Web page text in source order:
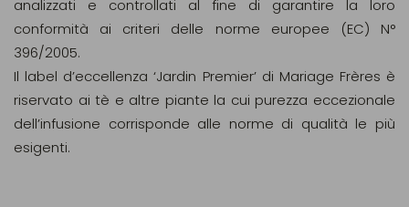
analizzati e controllati al fine di garantire la loro
conformità ai criteri delle norme europee (EC) N°
396/2005.
Il label d’eccellenza ‘Jardin Premier’ di Mariage Frères è
riservato ai tè e altre piante la cui purezza eccezionale
dell’infusione corrisponde alle norme di qualità le più
esigenti.